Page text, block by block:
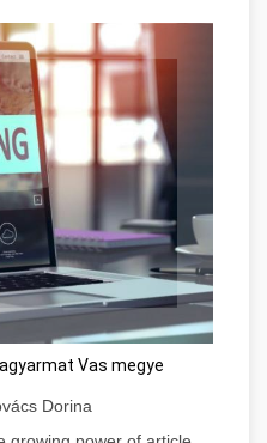
Vas megye
Dorina